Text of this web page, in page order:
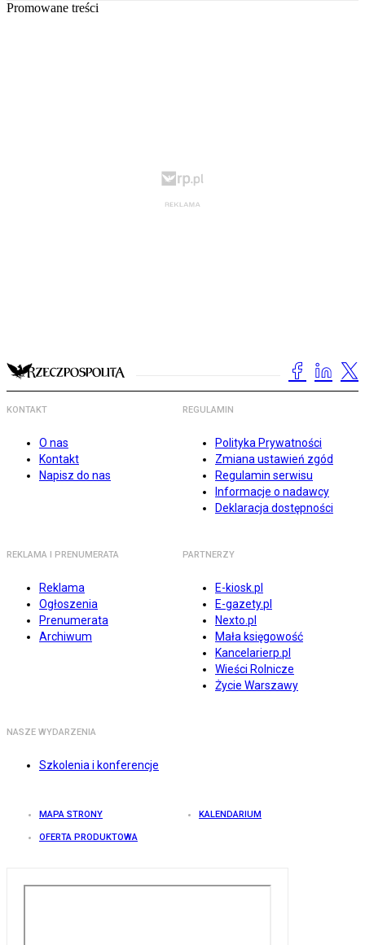
Promowane treści
KONTAKT
O nas
Kontakt
Napisz do nas
REGULAMIN
Polityka Prywatności
Zmiana ustawień zgód
Regulamin serwisu
Informacje o nadawcy
Deklaracja dostępności
REKLAMA I PRENUMERATA
Reklama
Ogłoszenia
Prenumerata
Archiwum
PARTNERZY
E-kiosk.pl
E-gazety.pl
Nexto.pl
Mała księgowość
Kancelarierp.pl
Wieści Rolnicze
Życie Warszawy
NASZE WYDARZENIA
Szkolenia i konferencje
MAPA STRONY KALENDARIUM
OFERTA PRODUKTOWA